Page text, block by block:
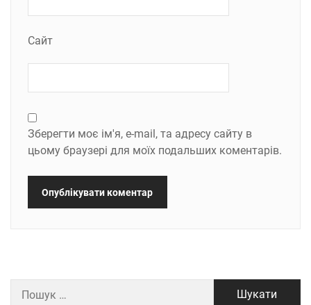
Сайт
Зберегти моє ім'я, e-mail, та адресу сайту в
цьому браузері для моїх подальших коментарів.